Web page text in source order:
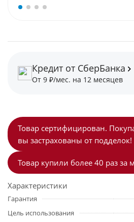
Товар сертифицирован.
вы застрахованы от подделок!
Товар купили более 40 раз за
Характеристики
Гарантия
Цель использования
Кредит от СберБанка
От 9 ₽/мес. на 12 месяцев